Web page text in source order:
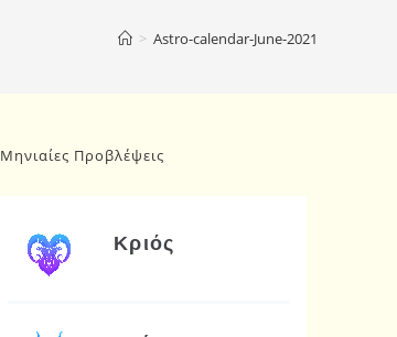
> Astro-calendar-June-2021
Μηνιαίες Προβλέψεις
Κριός